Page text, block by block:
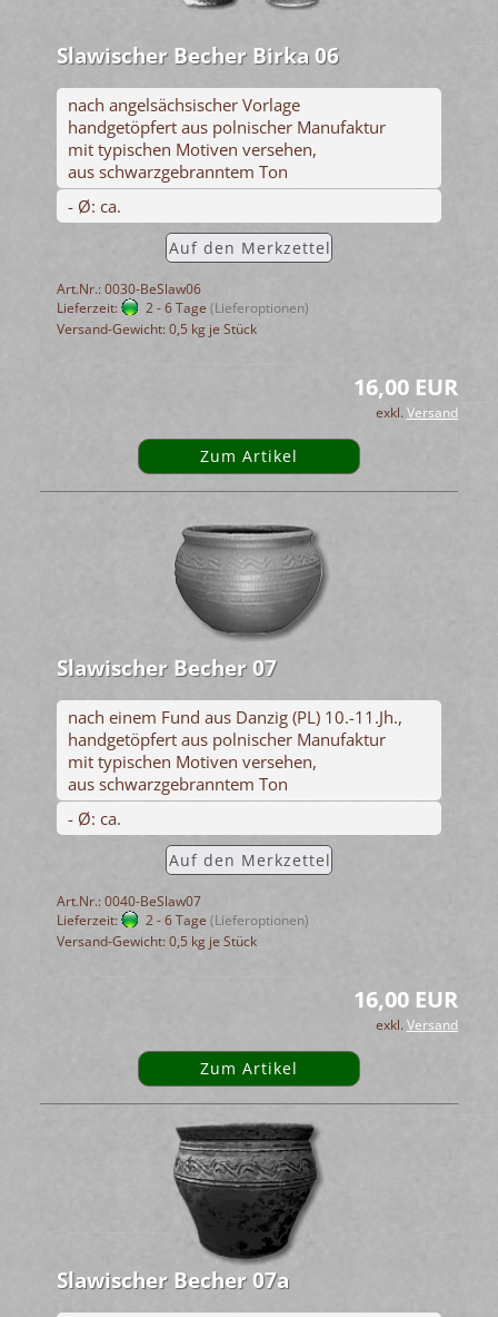
Slawischer Becher Birka 06
nach angelsächsischer Vorlage
handgetöpfert aus polnischer Manufaktur
mit typischen Motiven versehen,
aus schwarzgebranntem Ton
- Ø: ca.
Auf den Merkzettel
Art.Nr.: 0030-BeSlaw06
Lieferzeit:
2 - 6 Tage (Lieferoptionen)
Versand-Gewicht:0,5 kg je Stück
16,00 EUR
exkl.Versand
Zum Artikel
Slawischer Becher 07
nach einem Fund aus Danzig (PL) 10.-11.Jh.,
handgetöpfert aus polnischer Manufaktur
mit typischen Motiven versehen,
aus schwarzgebranntem Ton
- Ø: ca.
Auf den Merkzettel
Art.Nr.: 0040-BeSlaw07
Lieferzeit:
2 - 6 Tage (Lieferoptionen)
Versand-Gewicht:0,5 kg je Stück
16,00 EUR
exkl.Versand
Zum Artikel
Slawischer Becher 07a